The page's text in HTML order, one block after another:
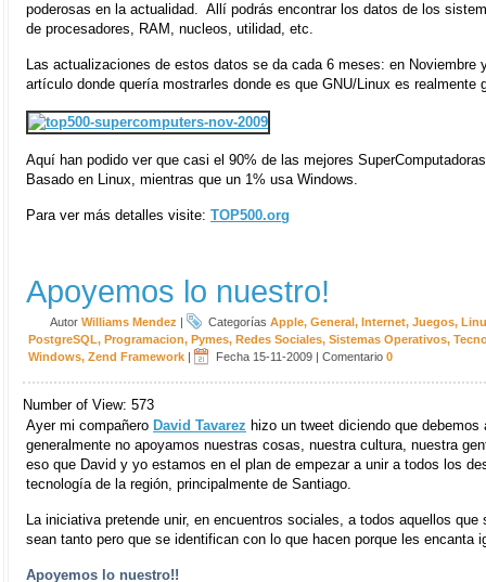
poderosas en la actualidad. Allí podrás encontrar los datos de los
de procesadores, RAM, nucleos, utilidad, etc.
Las actualizaciones de estos datos se da cada 6 meses: en
artículo donde quería mostrarles donde es que GNU/Linux es realmente
Aquí han podido ver que casi el 90% de las mejores
Basado en Linux, mientras que un 1% usa Windows.
Para ver más detalles visite: TOP500.org
Apoyemos lo nuestro!
Autor Williams Mendez | Categorías Apple, General, Internet, Juegos,
PostgreSQL, Programacion, Pymes, Redes Sociales, Sistemas Operativos,
Windows, Zend Framework | Fecha 15-11-2009 | Comentario 0
Number of View: 573
Ayer mi compañero David Tavarez hizo un tweet diciendo que
generalmente no apoyamos nuestras cosas, nuestra cultura, nuestra
eso que David y yo estamos en el plan de empezar a unir a todos los
tecnología de la región, principalmente de Santiago.
La iniciativa pretende unir, en encuentros sociales, a todos aquellos
sean tanto pero que se identifican con lo que hacen porque les encanta
Apoyemos lo nuestro!!